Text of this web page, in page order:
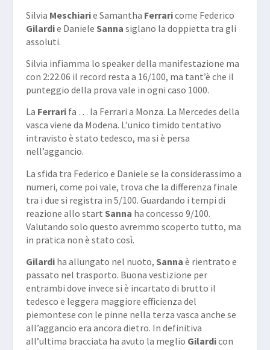
Silvia Meschiarie Samantha Ferraricome Federico
Gilardie Daniele Sanna siglano la doppietta tra gli
assoluti.
Silvia infiamma lo speaker della manifestazione ma
con 2:22.06 il record resta a 16/100, ma tant’è che il
punteggio della prova vale in ogni caso 1000.
La Ferrarifa … la Ferrari a Monza. La Mercedes della
vasca viene da Modena. L’unico timido tentativo
intravisto è stato tedesco, ma si è persa
nell’aggancio.
La sfida tra Federico e Daniele se la considerassimo a
numeri, come poi vale, trova che la differenza finale
tra i due si registra in 5/100. Guardando i tempi di
reazione allo start Sanna ha concesso 9/100.
Valutando solo questo avremmo scoperto tutto, ma
in pratica non è stato così.
Gilardiha allungato nel nuoto, Sanna è rientrato e
passato nel trasporto. Buona vestizione per
entrambi dove invece si è incartato di brutto il
tedesco e leggera maggiore efficienza del
piemontese con le pinne nella terza vasca anche se
all’aggancio era ancora dietro. In definitiva
all’ultima bracciata ha avuto la meglio Gilardicon